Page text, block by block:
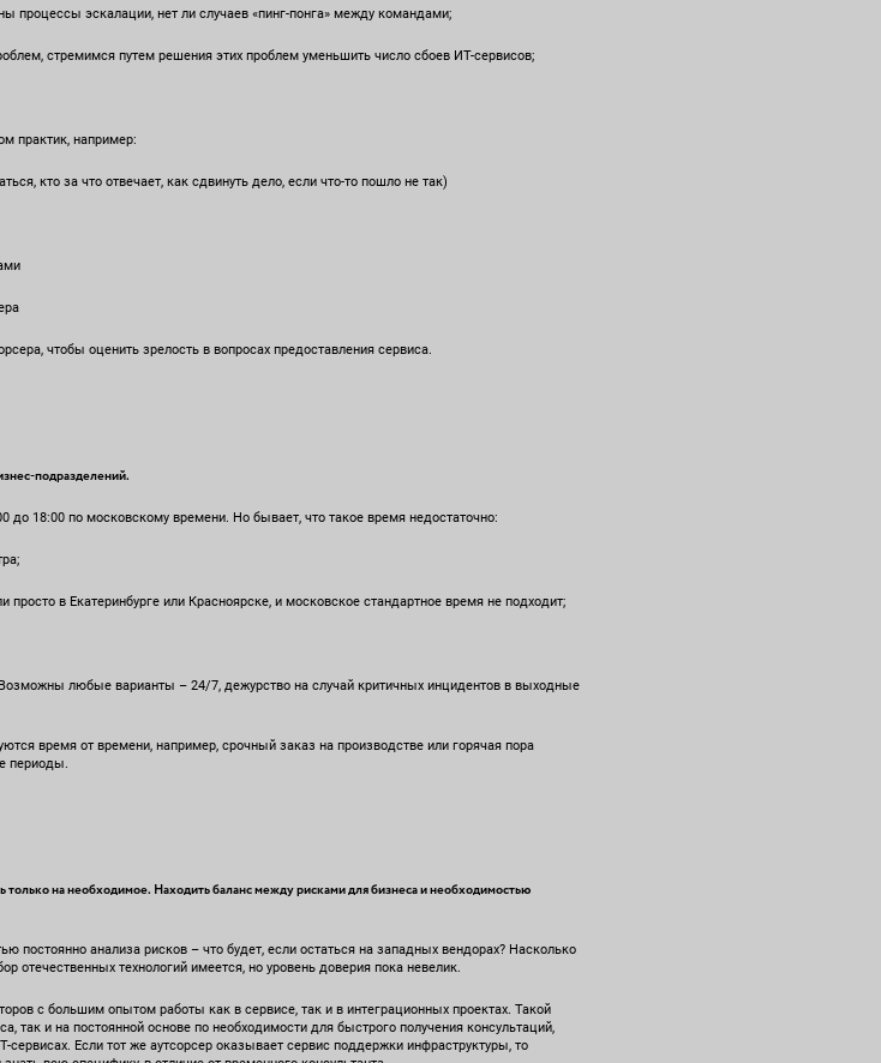
эскалации, нет ли случаев «пинг-понга» между командами;
стремимся путем решения этих проблем уменьшить число сбоев ИТ-сервисов;
практик, например:
кто за что отвечает, как сдвинуть дело, если что-то пошло не так)
чтобы оценить зрелость в вопросах предоставления сервиса.
подразделений.
18:00 по московскому времени. Но бывает, что такое время недостаточно:
в Екатеринбурге или Красноярске, и московское стандартное время не подходит;
любые варианты – 24/7, дежурство на случай критичных инцидентов в выходные
время от времени, например, срочный заказ на производстве или горячая пора
периоды.
на необходимое. Находить баланс между рисками для бизнеса и необходимостью
постоянно анализа рисков – что будет, если остаться на западных вендорах? Насколько
отечественных технологий имеется, но уровень доверия пока невелик.
с большим опытом работы как в сервисе, так и в интеграционных проектах. Такой
так и на постоянной основе по необходимости для быстрого получения консультаций,
Если тот же аутсорсер оказывает сервис поддержки инфраструктуры, то